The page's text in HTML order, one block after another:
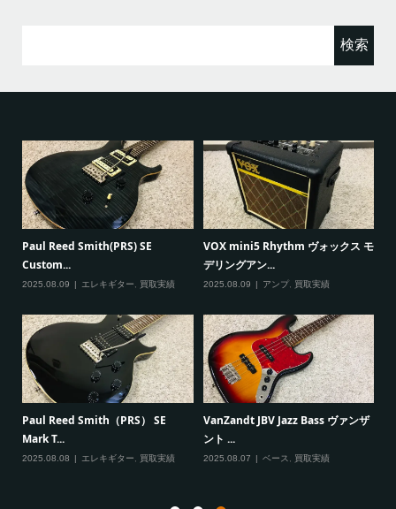
Paul Reed Smith(PRS) SE
Custom...
2025.08.09 エレキギター 買取実績
VOX mini5 Rhythm ヴォックス モ
デリングアン...
2025.08.09 アンプ, 買取実績
Paul Reed Smith（PRS） SE
Mark T...
2025.08.08 エレキギター, 買取実績
VanZandt JBV Jazz Bass ヴァンザ
ント ...
2025.08.07 ベース, 買取実績